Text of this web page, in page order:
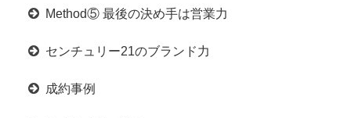
Method⑤ 最後の決め手は営業力
センチュリー21のブランド力
成約事例